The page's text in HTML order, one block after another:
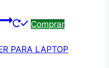
Comprar